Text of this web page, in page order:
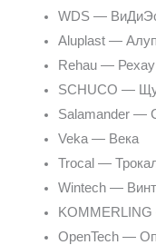
WDS —
Aluplast —
Rehau — Рехау
SCHUCO —
Salamander —
Veka — Века
Trocal —
Wintech —
OpenTech —